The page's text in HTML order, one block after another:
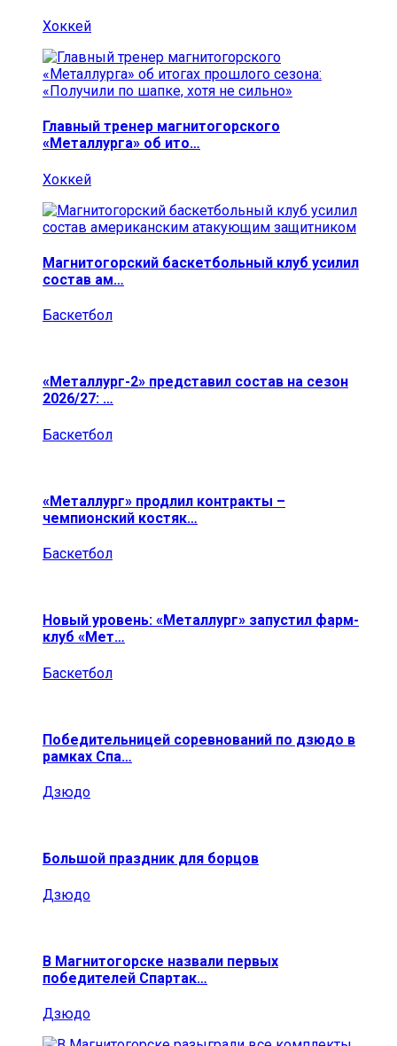
Хоккей
Главный тренер магнитогорского
«Металлурга» об ито…
Хоккей
Магнитогорский баскетбольный клуб усилил
состав ам…
Баскетбол
«Металлург-2» представил состав на сезон
2026/27: …
Баскетбол
«Металлург» продлил контракты –
чемпионский костяк…
Баскетбол
Новый уровень: «Металлург» запустил фарм-
клуб «Мет…
Баскетбол
Победительницей соревнований по дзюдо в
рамках Спа…
Дзюдо
Большой праздник для борцов
Дзюдо
В Магнитогорске назвали первых
победителей Спартак…
Дзюдо